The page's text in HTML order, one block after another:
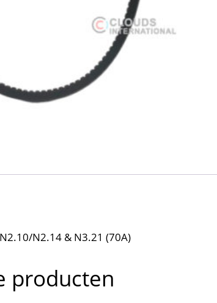
N2.14 & N3.21 (70A)
producten